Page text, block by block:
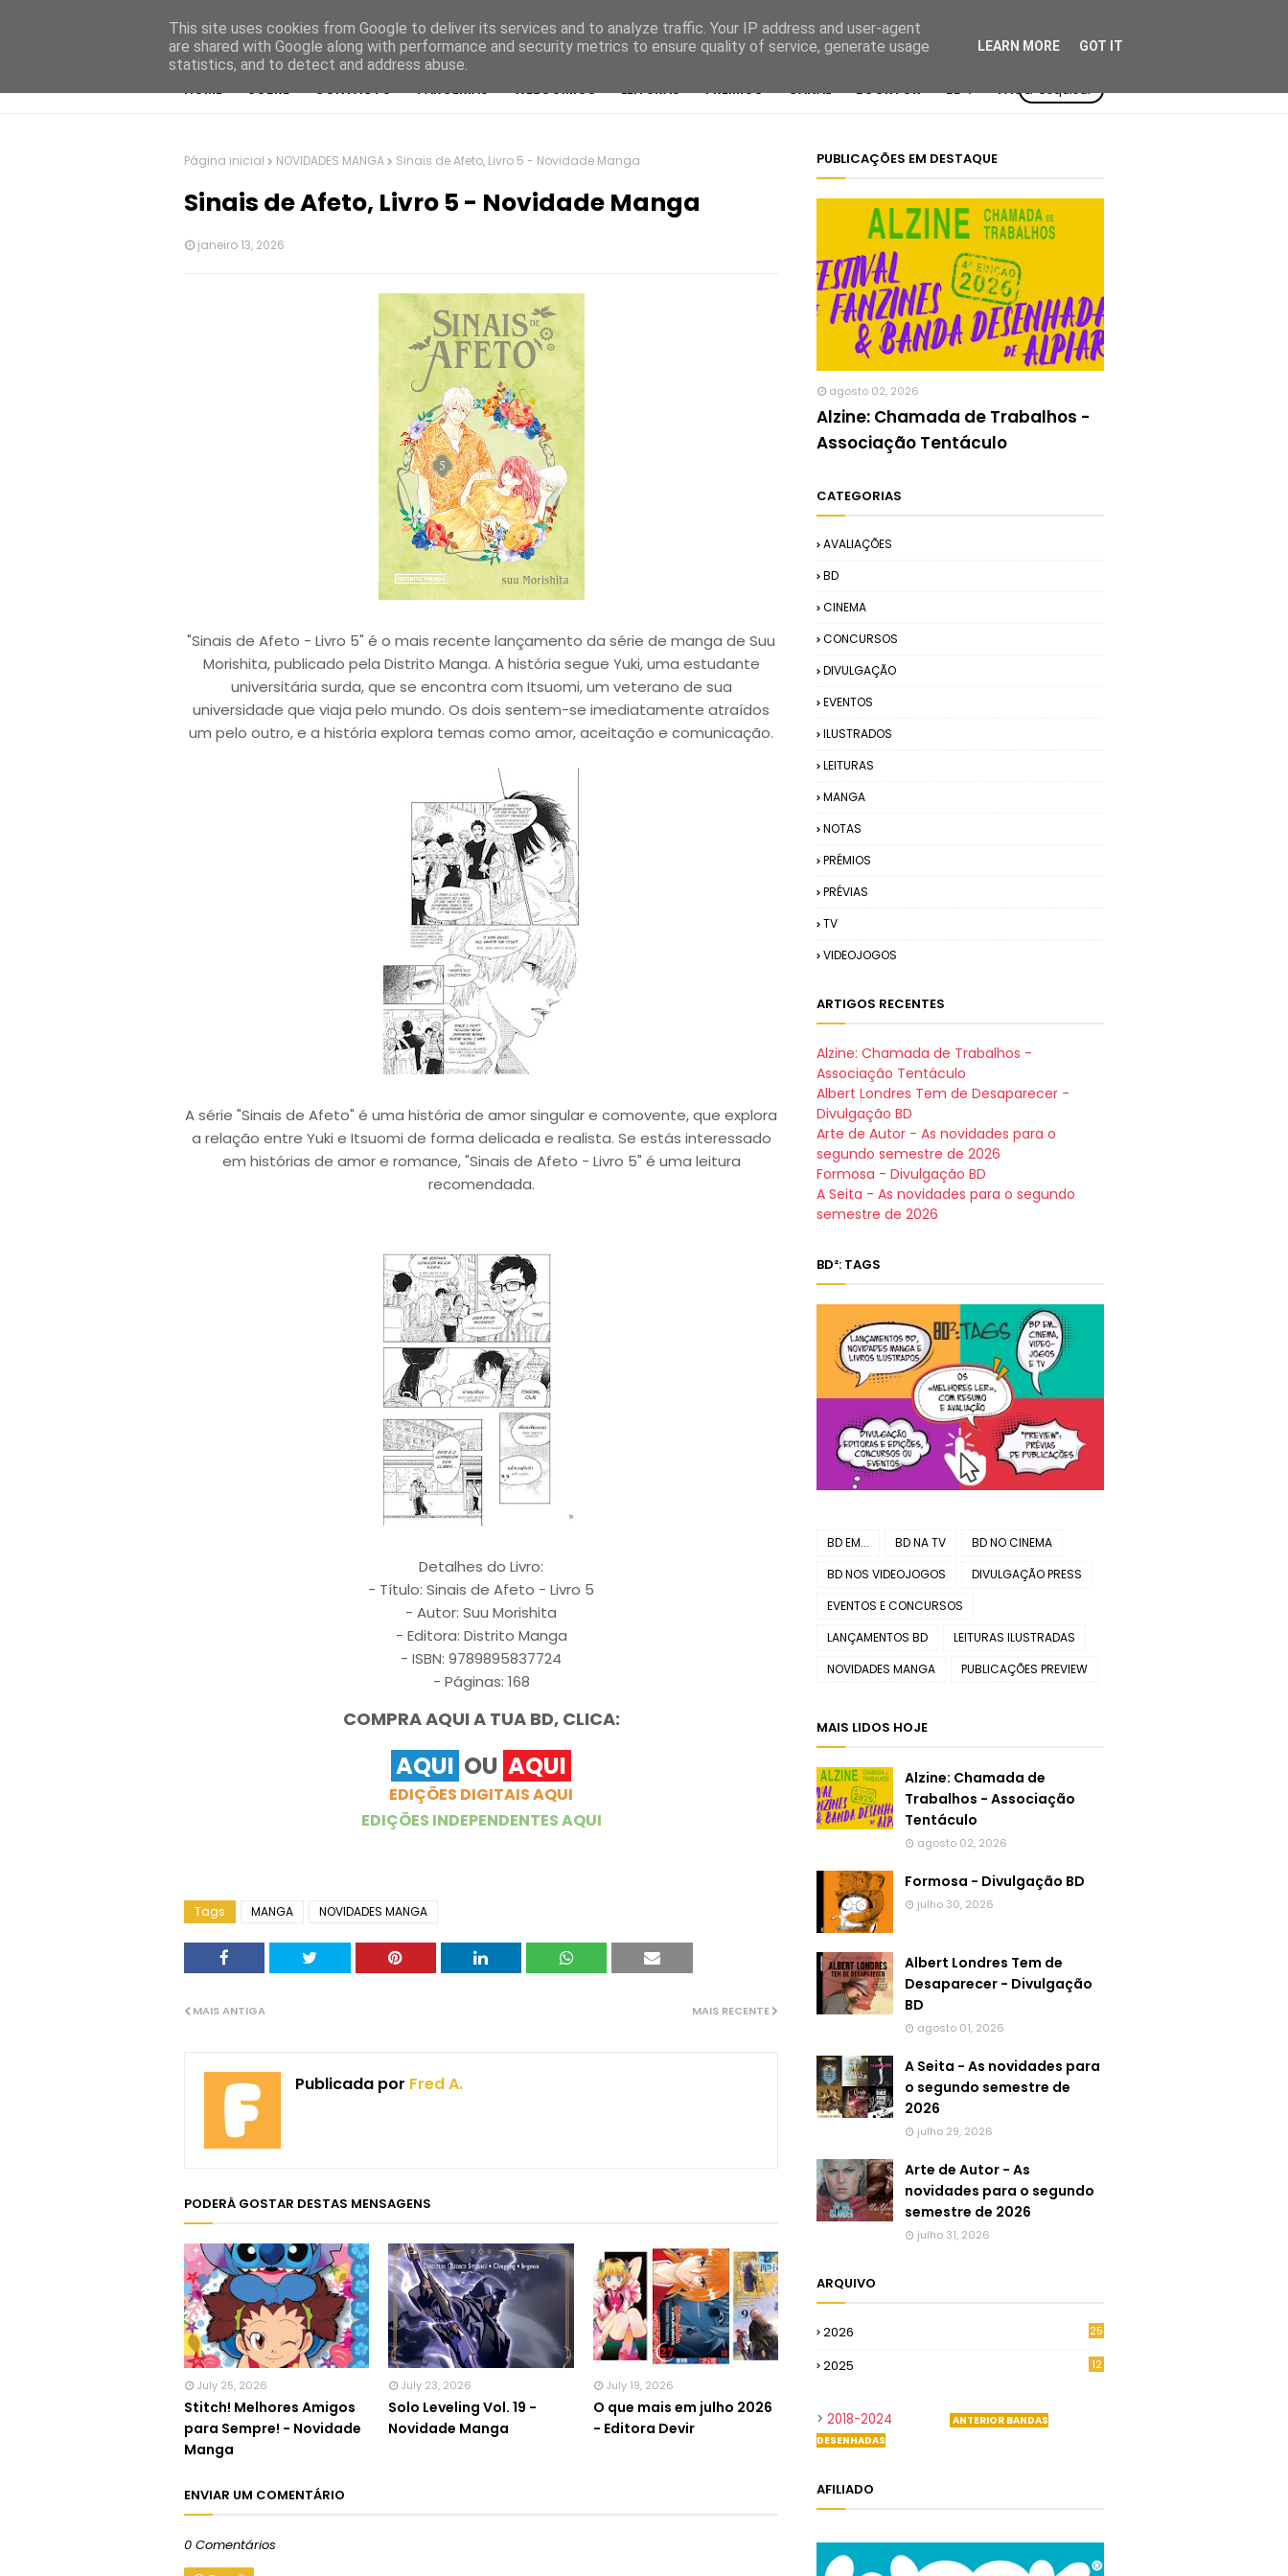
HOME SOBRE CONTACTO PARCERIAS WEBCOMICS LEITURAS PRÉMIOS CANAL BOOKTOK BD²: TAGSPesquisar
Página inicial NOVIDADES MANGA Sinais de Afeto, Livro 5 - Novidade Manga
Sinais de Afeto, Livro 5 - Novidade Manga
janeiro 13, 2026
"Sinais de Afeto - Livro 5" é o mais recente lançamento da série de manga de Suu
Morishita, publicado pela Distrito Manga. A história segue Yuki, uma estudante
universitária surda, que se encontra com Itsuomi, um veterano de sua
universidade que viaja pelo mundo. Os dois sentem-se imediatamente atraídos
um pelo outro, e a história explora temas como amor, aceitação e comunicação.
A série "Sinais de Afeto" é uma história de amor singular e comovente, que explora
a relação entre Yuki e Itsuomi de forma delicada e realista. Se estás interessado
em histórias de amor e romance, "Sinais de Afeto - Livro 5" é uma leitura
recomendada.
Detalhes do Livro:
- Título: Sinais de Afeto - Livro 5
- Autor: Suu Morishita
- Editora: Distrito Manga
- ISBN: 9789895837724
- Páginas: 168
COMPRA AQUI A TUA BD, CLICA:
AQUI OU AQUI
EDIÇÕES DIGITAIS AQUI
EDIÇÕES INDEPENDENTES AQUI
Tags MANGA NOVIDADES MANGA
MAIS RECENTE
MAIS ANTIGA
Publicada por Fred A.
PODERÁ GOSTAR DESTAS MENSAGENS
July 25, 2026
Stitch! Melhores Amigos
para Sempre! - Novidade
Manga
July 23, 2026
Solo Leveling Vol. 19 -
Novidade Manga
July 19, 2026
O que mais em julho 2026
- Editora Devir
ENVIAR UM COMENTÁRIO
0 Comentários
PUBLICAÇÕES EM DESTAQUE
agosto 02, 2026
Alzine: Chamada de Trabalhos -
Associação Tentáculo
CATEGORIAS
AVALIAÇÕES
BD
CINEMA
CONCURSOS
DIVULGAÇÃO
EVENTOS
ILUSTRADOS
LEITURAS
MANGA
NOTAS
PRÉMIOS
PRÉVIAS
TV
VIDEOJOGOS
ARTIGOS RECENTES
Alzine: Chamada de Trabalhos -
Associação Tentáculo
Albert Londres Tem de Desaparecer -
Divulgação BD
Arte de Autor - As novidades para o
segundo semestre de 2026
Formosa - Divulgação BD
A Seita - As novidades para o segundo
semestre de 2026
BD²: TAGS
BD EM... BD NA TV
BD NO CINEMA
BD NOS VIDEOJOGOS
DIVULGAÇÃO PRESS
EVENTOS E CONCURSOS
LANÇAMENTOS BD
LEITURAS ILUSTRADAS
NOVIDADES MANGA
PUBLICAÇÕES PREVIEW
MAIS LIDOS HOJE
Alzine: Chamada de
Trabalhos - Associação
Tentáculo
agosto 02, 2026
Formosa - Divulgação BD
julho 30, 2026
Albert Londres Tem de
Desaparecer - Divulgação
BD
agosto 01, 2026
A Seita - As novidades para
o segundo semestre de
2026
julho 29, 2026
Arte de Autor - As
novidades para o segundo
semestre de 2026
julho 31, 2026
ARQUIVO
2026
25
2025
12
> 2018-2024
ANTERIOR BANDAS
DESENHADAS
AFILIADO
This site uses cookies from Google to deliver its services and to analyze traffic. Your IP address and user-agent
are shared with Google along with performance and security metrics to ensure quality of service, generate usage
statistics, and to detect and address abuse.
LEARN MORE GOT IT